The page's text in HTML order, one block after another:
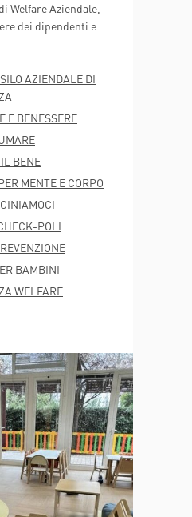
YOGA PER MENTE
CHECK-POLI
E
PER BAMBINI
WELFARE
Welfare Aziendale,
dei dipendenti e
AZIENDALE DI
E BENESSERE
BENE
MENTE E CORPO
POLI
BAMBINI
WELFARE